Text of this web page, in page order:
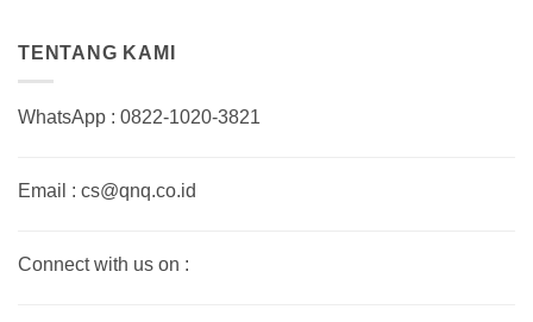
TENTANG KAMI
WhatsApp : 0822-1020-3821
Email : cs@qnq.co.id
Connect with us on :